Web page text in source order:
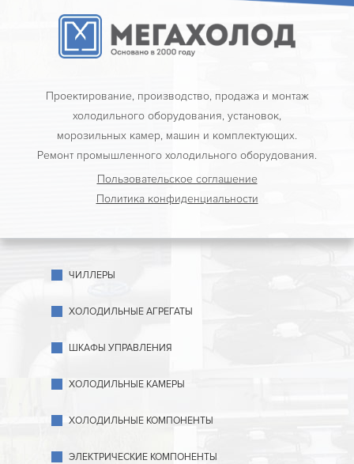
Проектирование, производство, продажа и монтаж
холодильного оборудования, установок,
морозильных камер, машин и комплектующих.
Ремонт промышленного холодильного оборудования.
Пользовательское соглашение
Политика конфиденциальности
ЧИЛЛЕРЫ
ХОЛОДИЛЬНЫЕ АГРЕГАТЫ
ШКАФЫ УПРАВЛЕНИЯ
ХОЛОДИЛЬНЫЕ КАМЕРЫ
ХОЛОДИЛЬНЫЕ КОМПОНЕНТЫ
ЭЛЕКТРИЧЕСКИЕ КОМПОНЕНТЫ